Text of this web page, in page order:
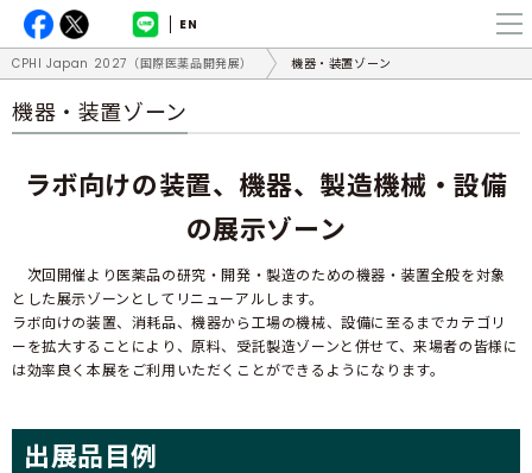
EN
CPHI Japan 2027（国際医薬品開発展） 機器・装置ゾーン
機器・装置ゾーン
ラボ向けの装置、機器、製造機械・設備
の展示ゾーン
次回開催より医薬品の研究・開発・製造のための機器・装置全般を対象
とした展示ゾーンとしてリニューアルします。
ラボ向けの装置、消耗品、機器から工場の機械、設備に至るまでカテゴリ
ーを拡大することにより、原料、受託製造ゾーンと併せて、来場者の皆様に
は効率良く本展をご利用いただくことができるようになります。
出展品目例